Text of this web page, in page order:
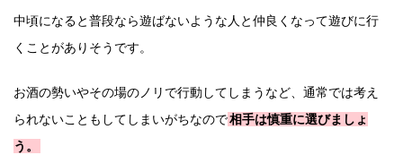
中頃になると普段なら遊ばないような人と仲良くなって遊びに行
くことがありそうです。
お酒の勢いやその場のノリで行動してしまうなど、通常では考え
られないこともしてしまいがちなので相手は慎重に選びましょ
う。